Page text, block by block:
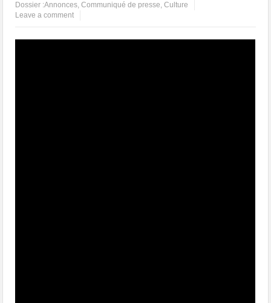
Dossier :Annonces,Communiqué de presse,Culture
Leave a comment